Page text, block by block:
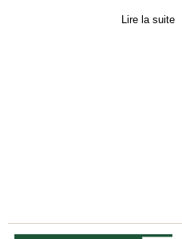
Lire la suite